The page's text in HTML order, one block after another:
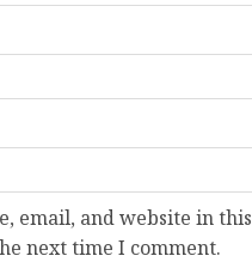
email, and website in this
next time I comment.